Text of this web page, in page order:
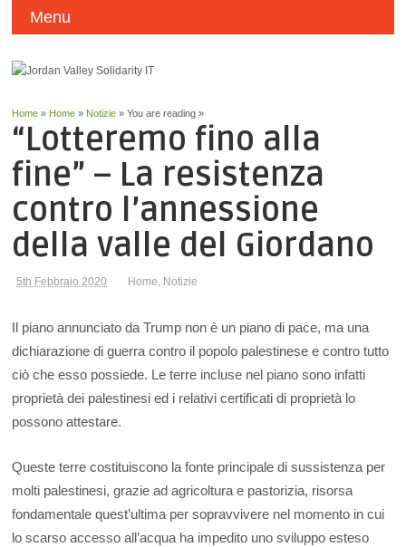
Menu
Home » Home » Notizie » You are reading »
“Lotteremo fino alla
fine” – La resistenza
contro l’annessione
della valle del Giordano
5th Febbraio 2020 Home, Notizie
Il piano annunciato da Trump non è un piano di pace, ma una
dichiarazione di guerra contro il popolo palestinese e contro tutto
ciò che esso possiede. Le terre incluse nel piano sono infatti
proprietà dei palestinesi ed i relativi certificati di proprietà lo
possono attestare.
Queste terre costituiscono la fonte principale di sussistenza per
molti palestinesi, grazie ad agricoltura e pastorizia, risorsa
fondamentale quest’ultima per sopravvivere nel momento in cui
lo scarso accesso all’acqua ha impedito uno sviluppo esteso